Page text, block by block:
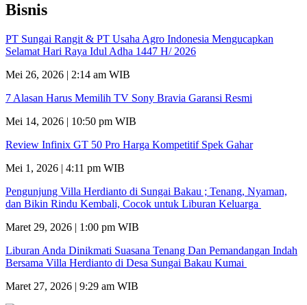
Bisnis
PT Sungai Rangit & PT Usaha Agro Indonesia Mengucapkan
Selamat Hari Raya Idul Adha 1447 H/ 2026
Mei 26, 2026 | 2:14 am WIB
7 Alasan Harus Memilih TV Sony Bravia Garansi Resmi
Mei 14, 2026 | 10:50 pm WIB
Review Infinix GT 50 Pro Harga Kompetitif Spek Gahar
Mei 1, 2026 | 4:11 pm WIB
Pengunjung Villa Herdianto di Sungai Bakau ; Tenang, Nyaman,
dan Bikin Rindu Kembali, Cocok untuk Liburan Keluarga
Maret 29, 2026 | 1:00 pm WIB
Liburan Anda Dinikmati Suasana Tenang Dan Pemandangan Indah
Bersama Villa Herdianto di Desa Sungai Bakau Kumai
Maret 27, 2026 | 9:29 am WIB